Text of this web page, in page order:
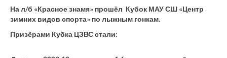
ОЦЕНКА КАЧЕСТВА ОБРАЗОВАНИЯ ВАКАНСИИ
ПЛАТНЫЕ УСЛУГИ КОНТАКТЫ
На л/б «Красное знамя» прошёл Кубок МАУ СШ «Центр
зимних видов спорта» по лыжным гонкам.
Призёрами Кубка ЦЗВС стали: